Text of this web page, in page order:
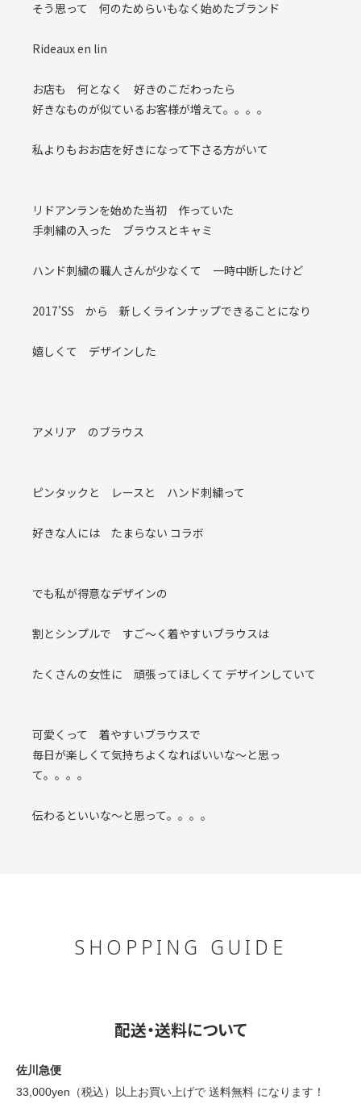
そう思って 何のためらいもなく始めたブランド
Rideaux en lin
お店も 何となく 好きのこだわったら
好きなものが似ているお客様が増えて。。。。
私よりもおお店を好きになって下さる方がいて
リドアンランを始めた当初 作っていた
手刺繍の入った ブラウスとキャミ
ハンド刺繍の職人さんが少なくて 一時中断したけど
2017’SS から 新しくラインナップできることになり
嬉しくて デザインした
アメリア のブラウス
ピンタックと レースと ハンド刺繍って
好きな人には たまらない コラボ
でも私が得意なデザインの
割とシンプルで すご〜く着やすいブラウスは
たくさんの女性に 頑張ってほしくて デザインしていて
可愛くって 着やすいブラウスで
毎日が楽しくて気持ちよくなればいいな〜と思っ
て。。。。
伝わるといいな〜と思って。。。。
SHOPPING GUIDE
配送・送料について
佐川急便
33,000yen（税込）以上お買い上げで 送料無料 になります！